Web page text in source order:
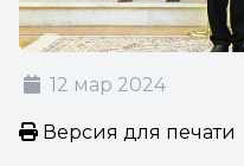
12 мар 2024
Версия для печати